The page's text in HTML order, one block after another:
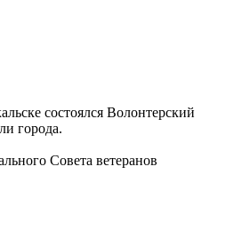
состоялся Волонтерский
города.
Совета ветеранов